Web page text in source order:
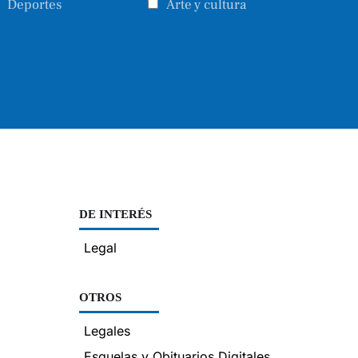
Deportes
Arte y cultura
DE INTERÉS
Legal
OTROS
Legales